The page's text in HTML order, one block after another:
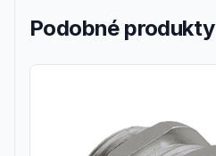
Podobné produkty